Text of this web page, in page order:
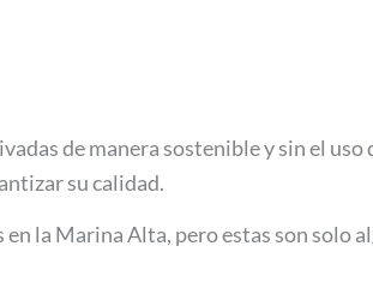
de manera sostenible y sin el
su calidad.
la Marina Alta, pero estas son solo